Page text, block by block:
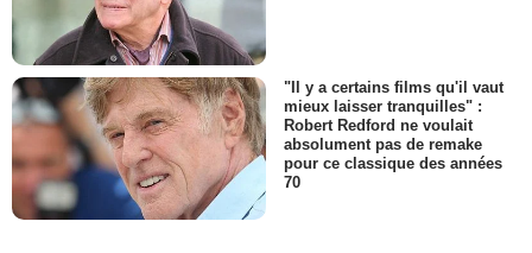
"Il y a certains films qu'il vaut
mieux laisser tranquilles" :
Robert Redford ne voulait
absolument pas de remake
pour ce classique des années
70